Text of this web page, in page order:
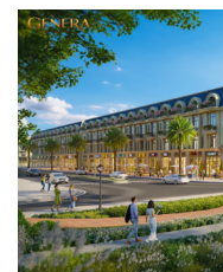
Văn hóa
Sân khấu - Điện ảnh
Văn học
Âm nhạc
Di sản